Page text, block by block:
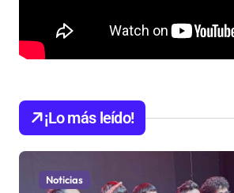
¡Lo más leído!
Noticias